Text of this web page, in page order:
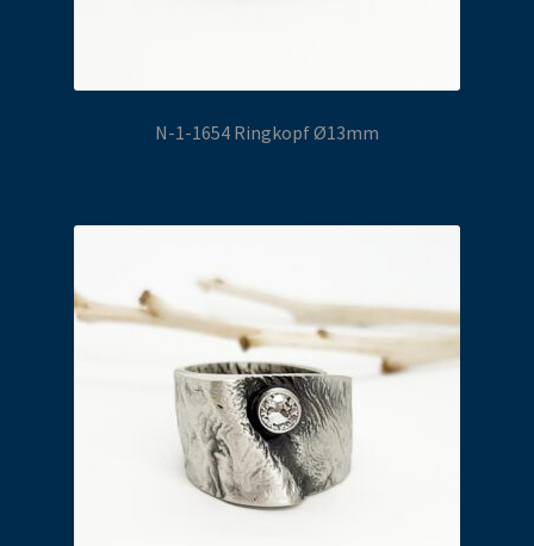
N-1-1654 Ringkopf Ø13mm